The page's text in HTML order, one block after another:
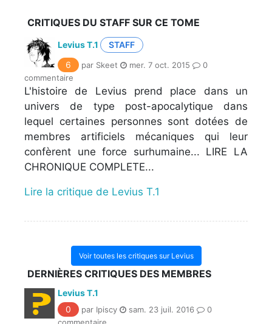
CRITIQUES DU STAFF SUR CE TOME
Levius T.1
STAFF
6
par Skeet mer. 7 oct. 2015
0
commentaire
L'histoire de Levius prend place dans un
univers de type post-apocalytique dans
lequel certaines personnes sont dotées de
membres artificiels mécaniques qui leur
confèrent une force surhumaine... LIRE LA
CHRONIQUE COMPLETE...
Lire la critique de Levius T.1
Voir toutes les critiques sur Levius
DERNIÈRES CRITIQUES DES MEMBRES
Levius T.1
0
par Ipiscy sam. 23 juil. 2016
0